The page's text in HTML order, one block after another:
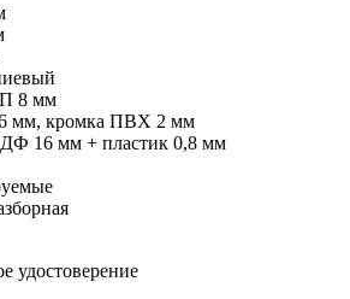
8 мм
мм, кромка ПВХ 2 мм
16 мм + пластик 0,8 мм
удостоверение